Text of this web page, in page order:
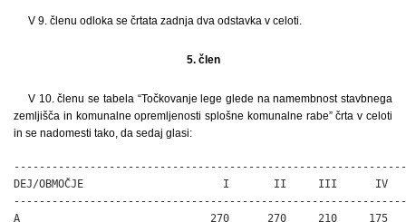
V 9. členu odloka se črtata zadnja dva odstavka v celoti.
5. člen
V 10. členu se tabela “Točkovanje lege glede na namembnost stavbnega
zemljišča in komunalne opremljenosti splošne komunalne rabe” črta v celoti
in se nadomesti tako, da sedaj glasi:
DEJ/OBMOČJE                      I       II     III      IV
A                              270      270     210     175